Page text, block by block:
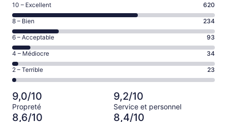
Note
de 10
–
Excellent,
d’après
620 avis
sur 1004.
10 – Excellent 620
Note
de 8
–
Bien,
d’après
234 avis
sur 1004.
8 – Bien 234
Note
de 6
–
Acceptable,
d’après
sur 1004.
6 – Acceptable 93
Note
de 4
–
Médiocre,
d’après
34 avis
sur 1004.
4 – Médiocre 34
Note
de 2
–
Terrible,
d’après
2 – Terrible 23
9,0/10
Propreté
9,2/10
Service et personnel
8,6/10 8,4/10